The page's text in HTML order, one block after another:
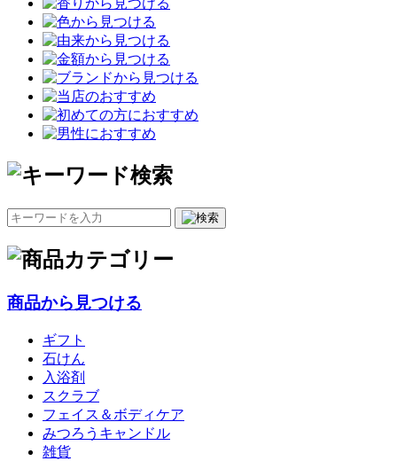
商品から見つける
ギフト
石けん
入浴剤
スクラブ
フェイス＆ボディケア
みつろうキャンドル
雑貨